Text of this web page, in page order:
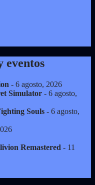
eventos
- 6 agosto, 2026
Simulator - 6 agosto,
Souls - 6 agosto,
Remastered - 11